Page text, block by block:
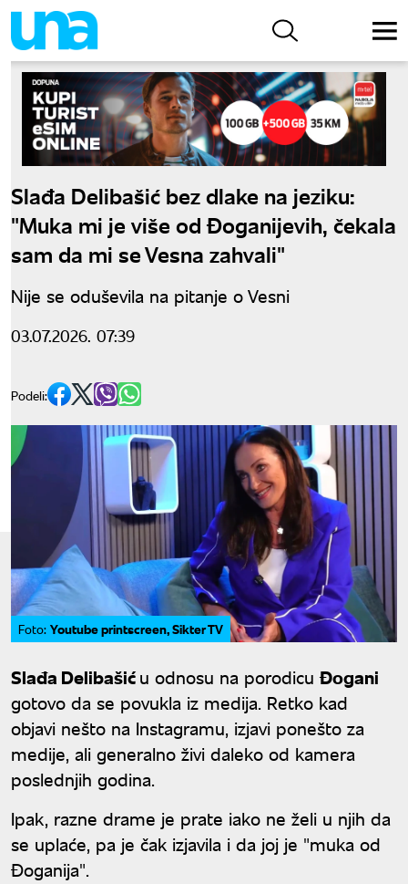
Slađa Delibašić bez dlake na jeziku:
"Muka mi je više od Đoganijevih, čekala
sam da mi se Vesna zahvali"
Nije se oduševila na pitanje o Vesni
03.07.2026. 07:39
Podeli:
Foto: Youtube printscreen, Sikter TV
Slađa Delibašiću odnosu na porodicuĐogani
gotovo da se povukla iz medija. Retko kad
objavi nešto na Instagramu, izjavi ponešto za
medije, ali generalno živi daleko od kamera
poslednjih godina.
Ipak, razne drame je prate iako ne želi u njih da
se uplaće, pa je čak izjavila i da joj je "muka od
Đoganija".